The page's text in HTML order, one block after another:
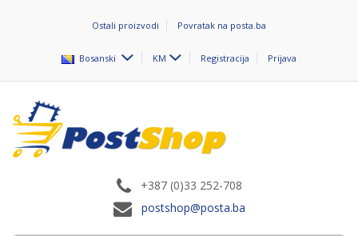
Ostali proizvodi Povratak na posta.ba
Bosanski KM Registracija Prijava
+387 (0)33 252-708
postshop@posta.ba